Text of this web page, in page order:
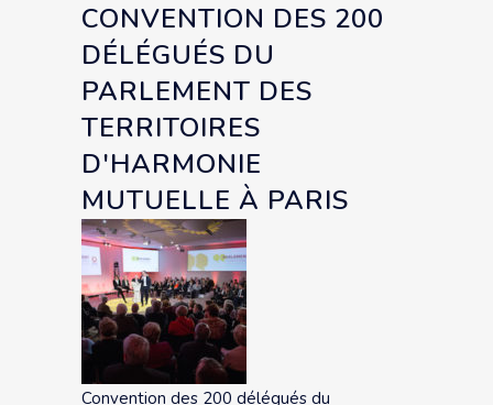
CONVENTION DES 200
DÉLÉGUÉS DU
PARLEMENT DES
TERRITOIRES
D'HARMONIE
MUTUELLE À PARIS
Convention des 200 délégués du